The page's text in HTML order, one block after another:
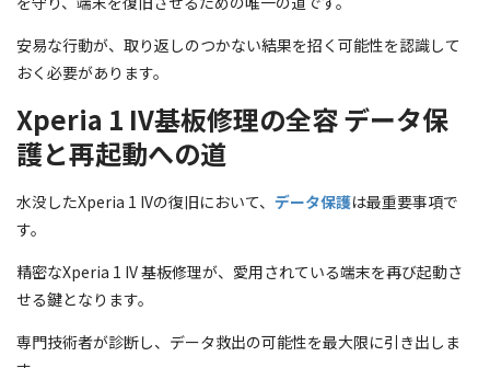
安易な行動が、取り返しのつかない結果を招く可能性を認識して
おく必要があります。
Xperia 1 IV基板修理の全容 データ保
護と再起動への道
水没したXperia 1 IVの復旧において、 データ保護は最重要事項で
す。
精密なXperia 1 IV 基板修理が、愛用されている端末を再び起動さ
せる鍵となります。
専門技術者が診断し、データ救出の可能性を最大限に引き出しま